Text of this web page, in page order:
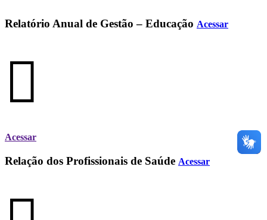
Relatório Anual de Gestão – Educação Acessar
Acessar
Relação dos Profissionais de Saúde Acessar